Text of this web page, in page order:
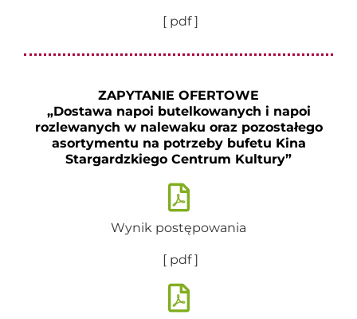
[ pdf ]
ZAPYTANIE OFERTOWE
„Dostawa napoi butelkowanych i napoi
rozlewanych w nalewaku oraz pozostałego
asortymentu na potrzeby bufetu Kina
Stargardzkiego Centrum Kultury”
Wynik postępowania
[ pdf ]